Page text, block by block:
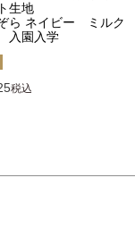
生地
ら ネイビー ミルク
入園入学
税込